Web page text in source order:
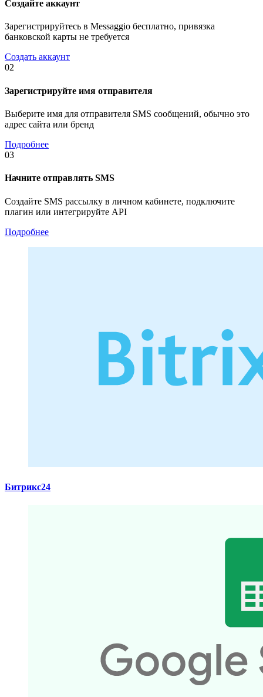
Создайте аккаунт
Зарегистрируйтесь в Messaggio бесплатно, привязка
банковской карты не требуется
Создать аккаунт
02
Зарегистрируйте имя отправителя
Выберите имя для отправителя SMS сообщений, обычно это
адрес сайта или бренд
Подробнее
03
Начните отправлять SMS
Создайте SMS рассылку в личном кабинете, подключите
плагин или интегрируйте API
Подробнее
Битрикс24